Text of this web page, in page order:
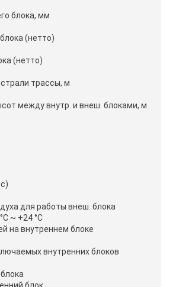
блока, мм
(нетто)
(нетто)
трассы, м
между внутр. и внеш. блоками, м
для работы внеш. блока
~ +24 °C
на внутреннем блоке
внутренних блоков
блок